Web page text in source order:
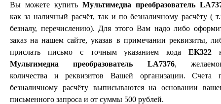
Вы можете купить Мультимедиа преобразователь
как за наличный расчёт, так и по безналичному расчёту (
безналу, перечислению). Для этого Вам надо либо
заказ на нашем сайте, указав в примечании реквизиты,
прислать письмо с точным указанием кодаEK322
Мультимедиа преобразователь LA7376,
количества и реквизитов Вашей организации. Счета
безналичному расчёту выписываются на основании
письменного запроса и от суммы 500 рублей.